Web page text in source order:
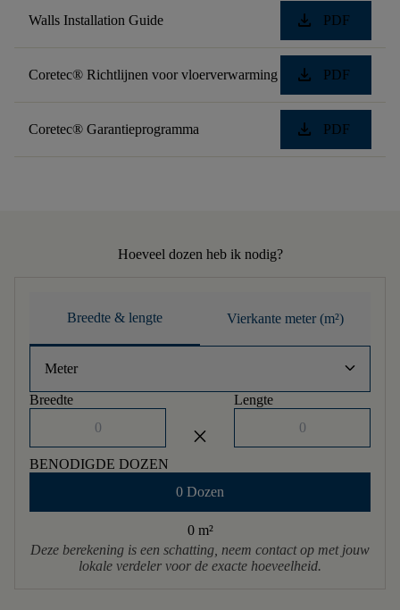
Walls Installation Guide download PDF
Coretec® Richtlijnen voor vloerverwarming download PDF
Coretec® Garantieprogramma download PDF
Hoeveel dozen heb ik nodig?
Breedte & lengte Vierkante meter (m²)
Meter keyboard_arrow_down
Breedte
close
Lengte
BENODIGDE DOZEN
0 Dozen
0 m²
Deze berekening is een schatting, neem contact op met jouw
lokale verdeler voor de exacte hoeveelheid.